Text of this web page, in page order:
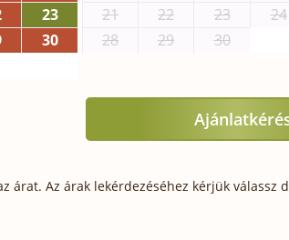
23
30
21
22 23 24
28
29 30
árat. Az árak lekérdezéséhez kérjük válassz